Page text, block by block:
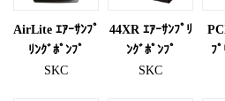
AirLite ｴｱｰｻﾝﾌﾟ
ﾘﾝｸﾞﾎﾟﾝﾌﾟ
SKC
44XR ｴｱｰｻﾝﾌﾟﾘ
ﾝｸﾞﾎﾟﾝﾌﾟ
SKC
ﾌ